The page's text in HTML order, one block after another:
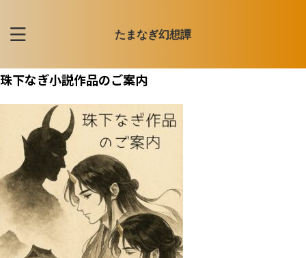
たまなぎ幻想譚
珠下なぎ小説作品のご案内